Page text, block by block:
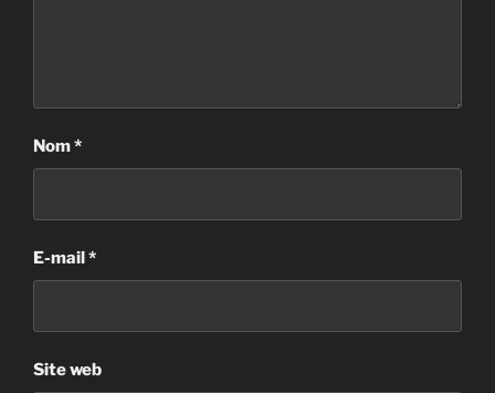
Nom*
E-mail*
Site web